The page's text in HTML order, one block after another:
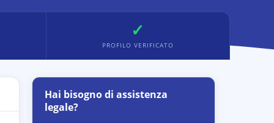
✓
PROFILO VERIFICATO
Hai bisogno di assistenza
legale?